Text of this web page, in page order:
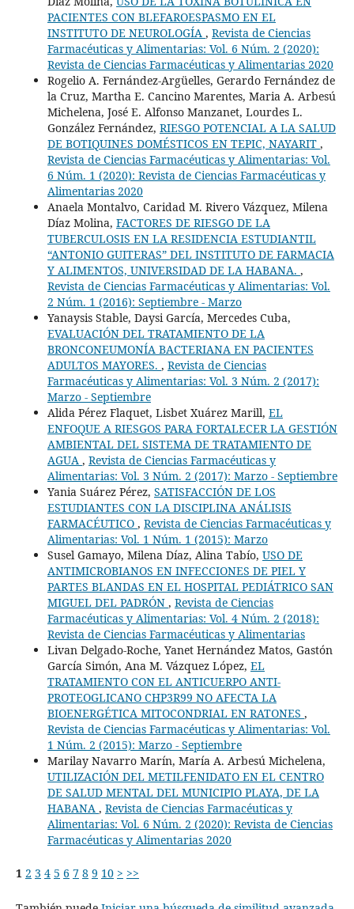
PACIENTES CON BLEFAROESPASMO EN EL
INSTITUTO DE NEUROLOGÍA , Revista de Ciencias
Farmacéuticas y Alimentarias: Vol. 6 Núm. 2 (2020):
Revista de Ciencias Farmacéuticas y Alimentarias 2020
Rogelio A. Fernández-Argüelles, Gerardo Fernández de
la Cruz, Martha E. Cancino Marentes, Maria A. Arbesú
Michelena, José E. Alfonso Manzanet, Lourdes L.
González Fernández, RIESGO POTENCIAL A LA SALUD
DE BOTIQUINES DOMÉSTICOS EN TEPIC, NAYARIT ,
Revista de Ciencias Farmacéuticas y Alimentarias: Vol.
6 Núm. 1 (2020): Revista de Ciencias Farmacéuticas y
Alimentarias 2020
Anaela Montalvo, Caridad M. Rivero Vázquez, Milena
Díaz Molina, FACTORES DE RIESGO DE LA
TUBERCULOSIS EN LA RESIDENCIA ESTUDIANTIL
“ANTONIO GUITERAS” DEL INSTITUTO DE FARMACIA
Y ALIMENTOS, UNIVERSIDAD DE LA HABANA. ,
Revista de Ciencias Farmacéuticas y Alimentarias: Vol.
2 Núm. 1 (2016): Septiembre - Marzo
Yanaysis Stable, Daysi García, Mercedes Cuba,
EVALUACIÓN DEL TRATAMIENTO DE LA
BRONCONEUMONÍA BACTERIANA EN PACIENTES
ADULTOS MAYORES. , Revista de Ciencias
Farmacéuticas y Alimentarias: Vol. 3 Núm. 2 (2017):
Marzo - Septiembre
Alida Pérez Flaquet, Lisbet Xuárez Marill, EL
ENFOQUE A RIESGOS PARA FORTALECER LA GESTIÓN
AMBIENTAL DEL SISTEMA DE TRATAMIENTO DE
AGUA , Revista de Ciencias Farmacéuticas y
Alimentarias: Vol. 3 Núm. 2 (2017): Marzo - Septiembre
Yania Suárez Pérez, SATISFACCIÓN DE LOS
ESTUDIANTES CON LA DISCIPLINA ANÁLISIS
FARMACÉUTICO , Revista de Ciencias Farmacéuticas y
Alimentarias: Vol. 1 Núm. 1 (2015): Marzo
Susel Gamayo, Milena Díaz, Alina Tabío, USO DE
ANTIMICROBIANOS EN INFECCIONES DE PIEL Y
PARTES BLANDAS EN EL HOSPITAL PEDIÁTRICO SAN
MIGUEL DEL PADRÓN , Revista de Ciencias
Farmacéuticas y Alimentarias: Vol. 4 Núm. 2 (2018):
Revista de Ciencias Farmacéuticas y Alimentarias
Livan Delgado-Roche, Yanet Hernández Matos, Gastón
García Simón, Ana M. Vázquez López, EL
TRATAMIENTO CON EL ANTICUERPO ANTI-
PROTEOGLICANO CHP3R99 NO AFECTA LA
BIOENERGÉTICA MITOCONDRIAL EN RATONES ,
Revista de Ciencias Farmacéuticas y Alimentarias: Vol.
1 Núm. 2 (2015): Marzo - Septiembre
Marilay Navarro Marín, María A. Arbesú Michelena,
UTILIZACIÓN DEL METILFENIDATO EN EL CENTRO
DE SALUD MENTAL DEL MUNICIPIO PLAYA, DE LA
HABANA , Revista de Ciencias Farmacéuticas y
Alimentarias: Vol. 6 Núm. 2 (2020): Revista de Ciencias
Farmacéuticas y Alimentarias 2020
1 2 3 4 5 6 7 8 9 10 > >>